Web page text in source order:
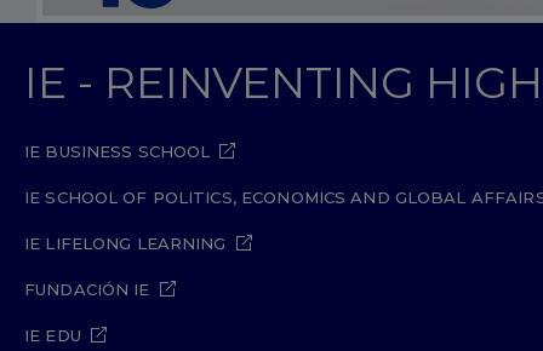
IE - REINVENTING
IE BUSINESS SCHOOL
IE SCHOOL OF POLITICS, ECONOMICS AND GLOBAL
IE LIFELONG LEARNING
FUNDACIÓN IE
IE EDU